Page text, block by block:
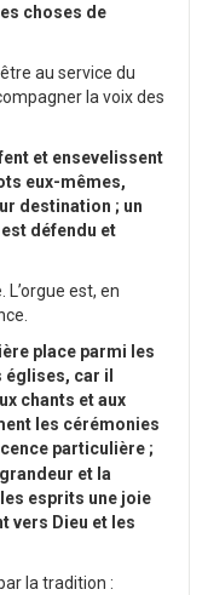
choses de
au service du
la voix des
et ensevelissent
eux-mêmes,
destination ; un
défendu et
L’orgue est, en
place parmi les
car il
chants et aux
les cérémonies
particulière ;
et la
esprits une joie
vers Dieu et les
la tradition :